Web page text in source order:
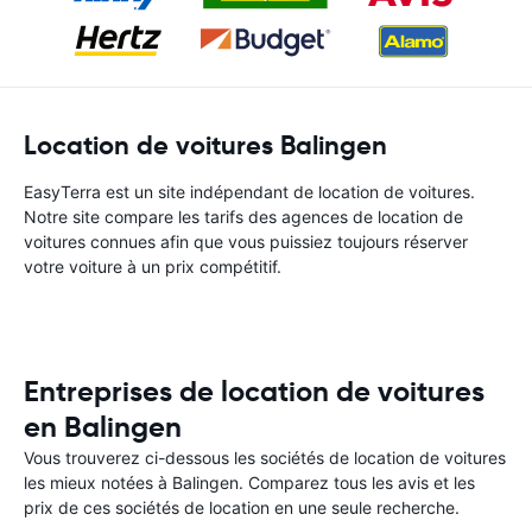
Location de voitures Balingen
EasyTerra est un site indépendant de location de voitures.
Notre site compare les tarifs des agences de location de
voitures connues afin que vous puissiez toujours réserver
votre voiture à un prix compétitif.
Entreprises de location de voitures
en Balingen
Vous trouverez ci-dessous les sociétés de location de voitures
les mieux notées à Balingen. Comparez tous les avis et les
prix de ces sociétés de location en une seule recherche.